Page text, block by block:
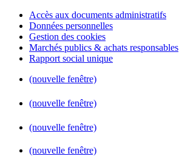
Accès aux documents administratifs
Données personnelles
Gestion des cookies
Marchés publics & achats responsables
Rapport social unique
(nouvelle fenêtre)
(nouvelle fenêtre)
(nouvelle fenêtre)
(nouvelle fenêtre)